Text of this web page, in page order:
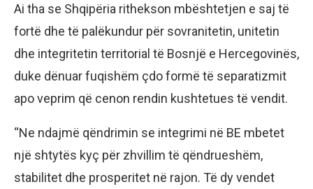
Ai tha se Shqipëria rithekson mbështetjen e saj të
fortë dhe të palëkundur për sovranitetin, unitetin
dhe integritetin territorial të Bosnjë e Hercegovinës,
duke dënuar fuqishëm çdo formë të separatizmit
apo veprim që cenon rendin kushtetues të vendit.
“Ne ndajmë qëndrimin se integrimi në BE mbetet
një shtytës kyç për zhvillim të qëndrueshëm,
stabilitet dhe prosperitet në rajon. Të dy vendet